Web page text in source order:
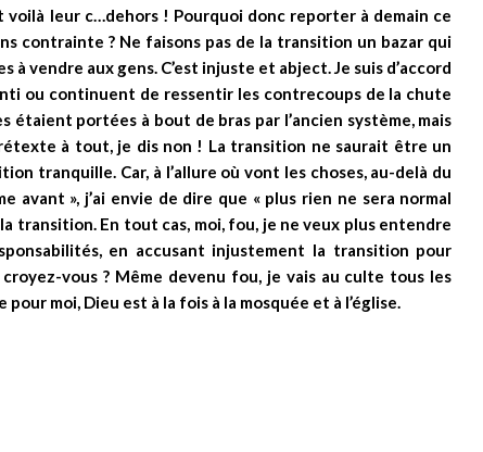
leur c…dehors ! Pourquoi donc reporter à demain ce
contrainte ? Ne faisons pas de la transition un bazar qui
vendre aux gens. C’est injuste et abject. Je suis d’accord
ou continuent de ressentir les contrecoups de la chute
étaient portées à bout de bras par l’ancien système, mais
à tout, je dis non ! La transition ne saurait être un
tranquille. Car, à l’allure où vont les choses, au-delà du
avant », j’ai envie de dire que « plus rien ne sera normal
la transition. En tout cas, moi, fou, je ne veux plus entendre
en accusant injustement la transition pour
vous ? Même devenu fou, je vais au culte tous les
moi, Dieu est à la fois à la mosquée et à l’église.